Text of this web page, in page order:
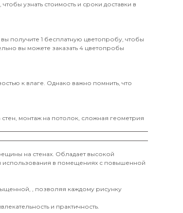
узнать стоимость и сроки доставки в
получите 1 бесплатную цветопробу, чтобы
вы можете заказать 4 цветопробы
к влаге. Однако важно помнить, что
стен, монтаж на потолок, сложная геометрия
на стенах. Обладает высокой
использования в помещениях с повышенной
, позволяя каждому рисунку
и практичность.